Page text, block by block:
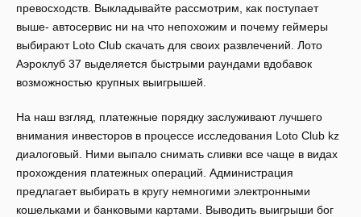
превосходств. Выкладывайте рассмотрим, как поступает
выше- автосервис ни на что непохожим и почему геймеры
выбирают Loto Club скачать для своих развлечений. Лото
Аэроклуб 37 выделяется быстрыми раундами вдобавок
возможностью крупных выигрышей.
На наш взгляд, платежные порядку заслуживают лучшего
внимания инвесторов в процессе исследования Loto Club kz
диалоговый. Ними выпало снимать сливки все чаще в видах
прохождения платежных операций. Администрация
предлагает выбирать в кругу немногими электронными
кошельками и банковыми картами. Выводить выигрыши бог